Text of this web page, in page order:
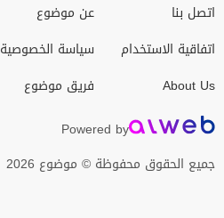
اتصل بنا
اتفاقية الاستخدام
About Us
عن موضوع
سياسة الخصوصية
فريق موضوع
Powered by
جميع الحقوق محفوظة © موضوع 2026